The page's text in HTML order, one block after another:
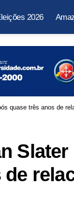
2026
quase três anos de